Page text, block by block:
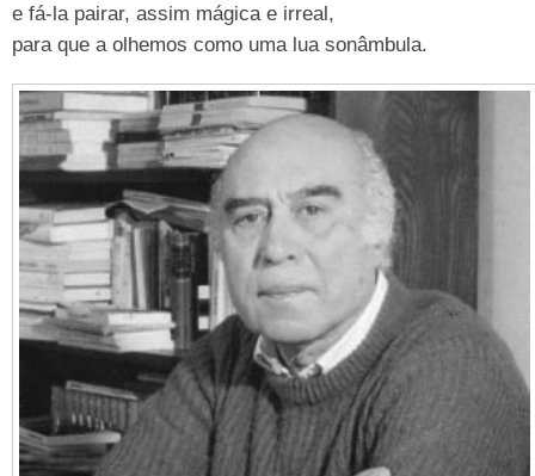
e fá-la pairar, assim mágica e irreal,
para que a olhemos como uma lua sonâmbula.